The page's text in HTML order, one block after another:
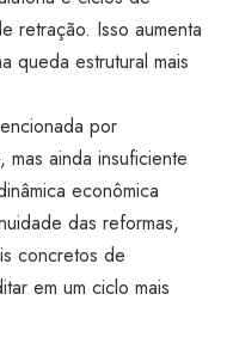
retração. Isso aumenta
queda estrutural mais
por
ainda insuficiente
econômica
das reformas,
concretos de
em um ciclo mais